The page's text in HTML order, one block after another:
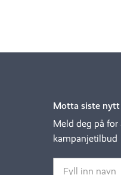
Motta siste nytt
Meld deg på
kampanjetilbud